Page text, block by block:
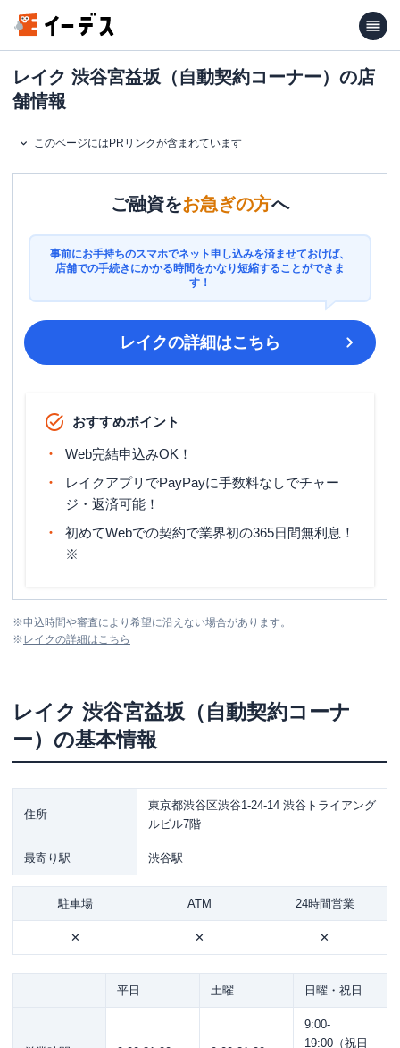
レイク 渋谷宮益坂（自動契約コーナー）の店
舗情報
このページにはPRリンクが含まれています
ご融資をお急ぎの方へ
事前にお手持ちのスマホでネット申し込みを済ませておけば、
店舗での手続きにかかる時間をかなり短縮することができま
す！
レイクの詳細はこちら
おすすめポイント
Web完結申込みOK！
レイクアプリでPayPayに手数料なしでチャー
ジ・返済可能！
初めてWebでの契約で業界初の365日間無利息！
※
※申込時間や審査により希望に沿えない場合があります。
※ レイクの詳細はこちら
レイク 渋谷宮益坂（自動契約コーナ
ー） の基本情報
住所
東京都渋谷区渋谷1-24-14 渋谷トライアング
ルビル7階
最寄り駅 渋谷駅
駐車場 ATM 24時間営業
✕ ✕ ✕
平日 土曜 日曜・祝日
9:00-
19:00（祝日